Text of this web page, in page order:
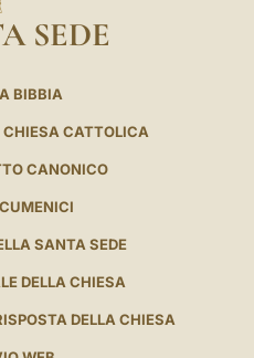
SEDE
BIBBIA
CATTOLICA
CANONICO
SANTA SEDE
DELLA CHIESA
DELLA CHIESA